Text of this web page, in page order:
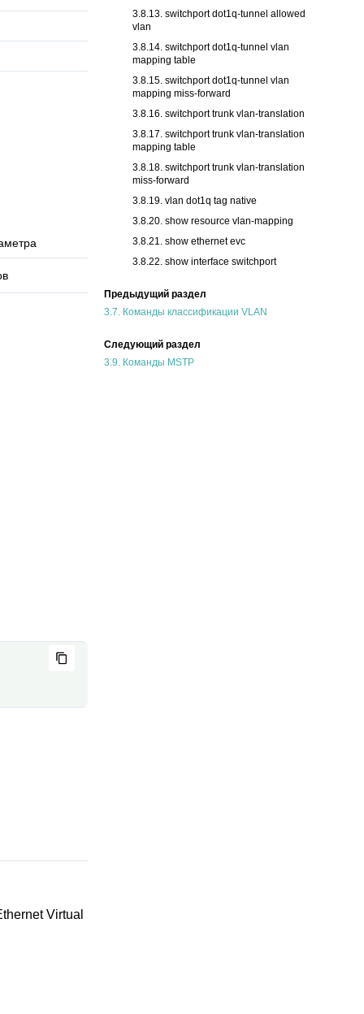
Virtual
3.8.13. switchport dot1q-tunnel allowed
vlan
3.8.14. switchport dot1q-tunnel vlan
mapping table
3.8.15. switchport dot1q-tunnel vlan
mapping miss-forward
3.8.16. switchport trunk vlan-translation
3.8.17. switchport trunk vlan-translation
mapping table
3.8.18. switchport trunk vlan-translation
miss-forward
3.8.19. vlan dot1q tag native
3.8.20. show resource vlan-mapping
3.8.21. show ethernet evc
3.8.22. show interface switchport
Предыдущий раздел
3.7. Команды классификации VLAN
Следующий раздел
3.9. Команды MSTP